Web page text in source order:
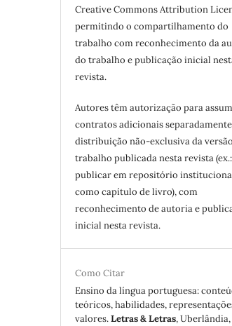
Creative Commons Attribution
permitindo o compartilhamento do
trabalho com reconhecimento da
do trabalho e publicação inicial
revista.
Autores têm autorização para
contratos adicionais
distribuição não-exclusiva da
trabalho publicada nesta revista (ex.:
publicar em repositório
como capítulo de livro), com
reconhecimento de autoria e
inicial nesta revista.
Como Citar
Ensino da língua portuguesa:
teóricos, habilidades,
valores.Letras & Letras, Uberlândia,